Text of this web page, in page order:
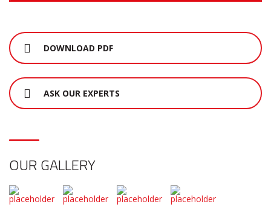
DOWNLOAD PDF
ASK OUR EXPERTS
OUR GALLERY